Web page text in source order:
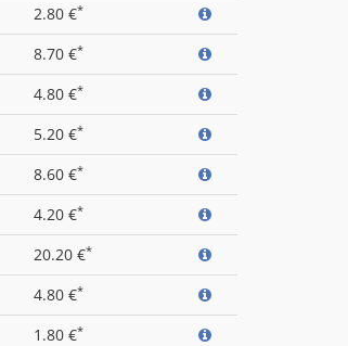
2.80 €*
8.70 €*
4.80 €*
5.20 €*
8.60 €*
4.20 €*
20.20 €*
4.80 €*
1.80 €*